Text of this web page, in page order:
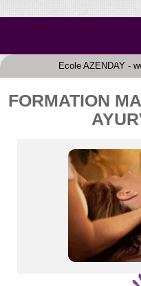
Ecole AZENDAY -
FORMATION